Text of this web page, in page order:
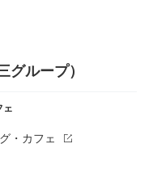
グループ）
ェ
・カフェ